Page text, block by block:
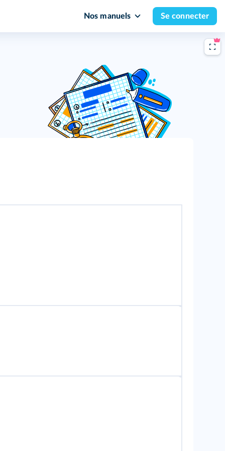
Nos manuels Se connecter